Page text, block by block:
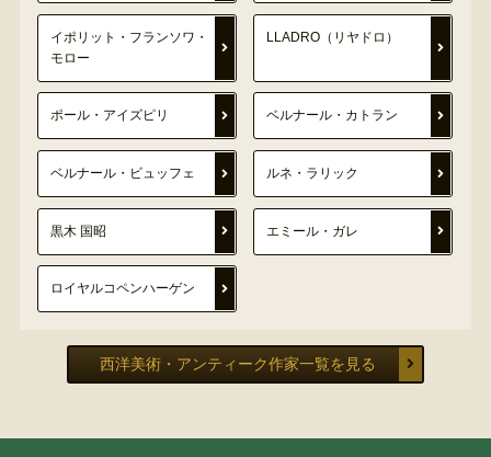
イポリット・フランソワ・
モロー
LLADRO（リヤドロ）
ポール・アイズピリ ベルナール・カトラン
ベルナール・ビュッフェ ルネ・ラリック
黒木 国昭 エミール・ガレ
ロイヤルコペンハーゲン
西洋美術・アンティーク作家一覧を見る